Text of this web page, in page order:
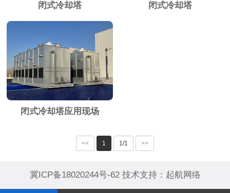
闭式冷却塔 闭式冷却塔
闭式冷却塔应用现场
<< 1 1/1 >>
冀ICP备18020244号-62技术支持： 起航网络